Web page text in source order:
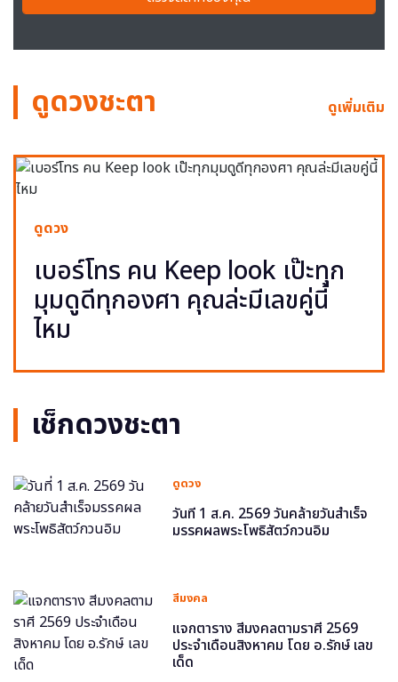
ดูดวงชะตา ดูเพิ่มเติม
ดูดวง
เบอร์โทร คน Keep look เป๊ะทุก
มุมดูดีทุกองศา คุณล่ะมีเลขคู่นี้
ไหม
เช็กดวงชะตา
ดูดวง
วันที่ 1 ส.ค. 2569 วันคล้ายวันสำเร็จ
มรรคผลพระโพธิสัตว์กวนอิม
สีมงคล
แจกตาราง สีมงคลตามราศี 2569
ประจำเดือนสิงหาคม โดย อ.รักษ์ เลข
เด็ด